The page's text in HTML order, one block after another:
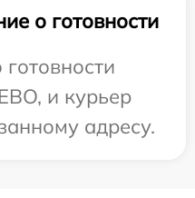
о готовности
и курьер
адресу.